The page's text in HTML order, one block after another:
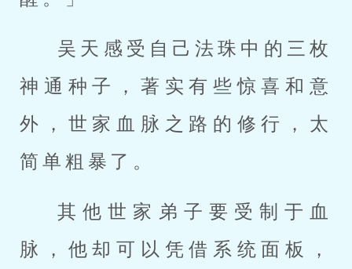
吴天感受自己法珠中的三枚
神通种子，著实有些惊喜和意
外，世家血脉之路的修行，太
简单粗暴了。
其他世家弟子要受制于血
脉，他却可以凭借系统面板，